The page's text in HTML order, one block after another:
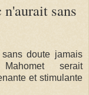
sans
sans doute jamais
serait
et stimulante